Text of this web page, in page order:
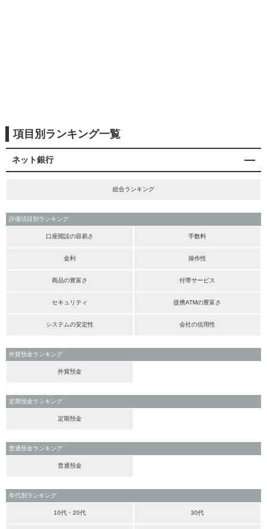
項目別ランキング一覧
ネット銀行
総合ランキング
評価項目別ランキング
口座開設の容易さ 手数料
金利 操作性
商品の豊富さ 付帯サービス
セキュリティ 提携ATMの豊富さ
システムの安定性 会社の信用性
外貨預金ランキング
外貨預金
定期預金ランキング
定期預金
普通預金ランキング
普通預金
年代別ランキング
10代・20代 30代